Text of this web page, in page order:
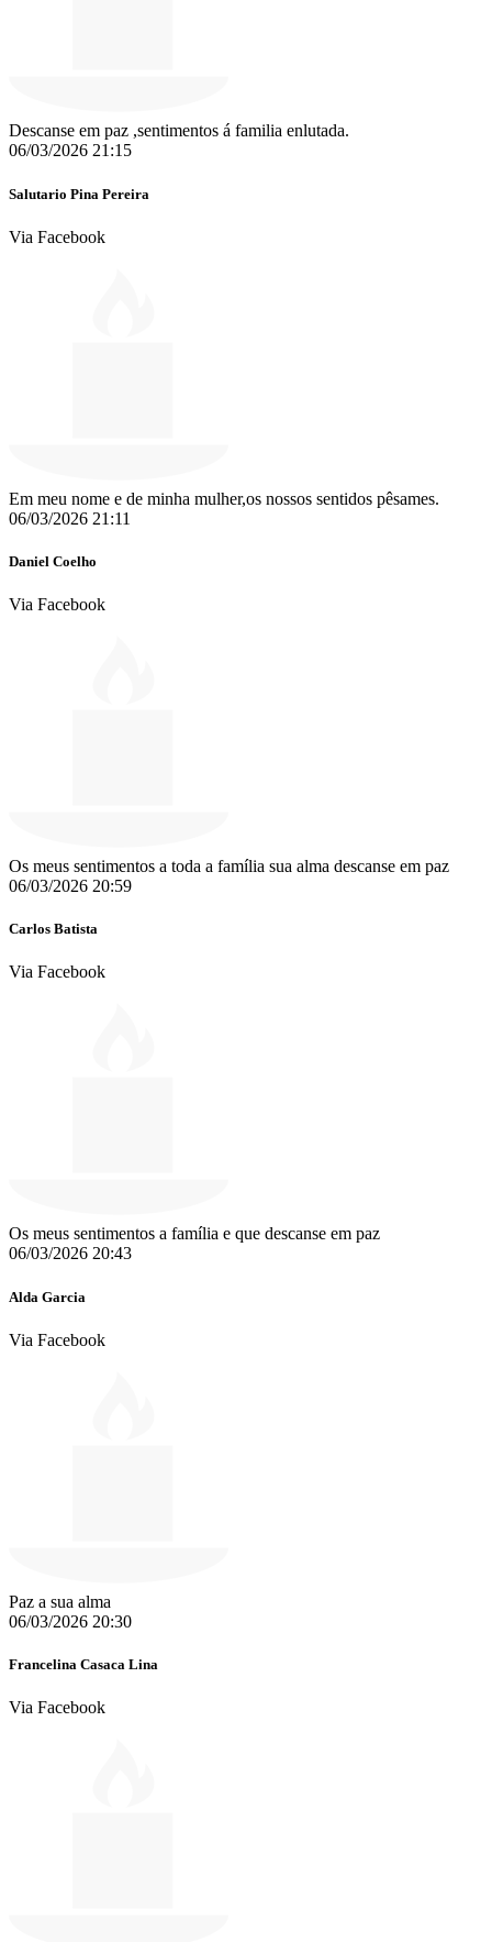
Descanse em paz ,sentimentos á familia enlutada.
06/03/2026 21:15
Salutario Pina Pereira
Via Facebook
Em meu nome e de minha mulher,os nossos sentidos pêsames.
06/03/2026 21:11
Daniel Coelho
Via Facebook
Os meus sentimentos a toda a família sua alma descanse em paz
06/03/2026 20:59
Carlos Batista
Via Facebook
Os meus sentimentos a família e que descanse em paz
06/03/2026 20:43
Alda Garcia
Via Facebook
Paz a sua alma
06/03/2026 20:30
Francelina Casaca Lina
Via Facebook